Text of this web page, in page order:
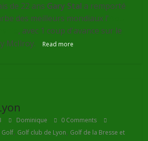
de 22 ans Gary Stal a remporté
des meilleurs mondiaux l'
, avec 1 coup d'avance sur le
McIlroy.
Read more
Dominique
0 Comments
Golf, Golf club de Lyon, Golf de la Bresse et